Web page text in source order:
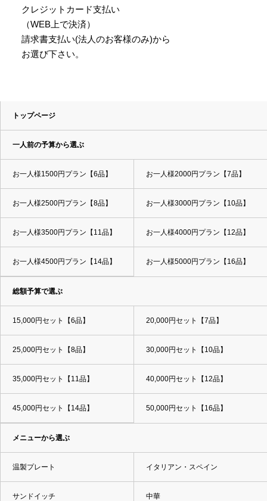
クレジットカード支払い
（WEB上で決済）
請求書支払い(法人のお客様のみ)から
お選び下さい。
トップページ
一人前の予算から選ぶ
お一人様1500円プラン【6品】 お一人様2000円プラン【7品】
お一人様2500円プラン【8品】 お一人様3000円プラン【10品】
お一人様3500円プラン【11品】 お一人様4000円プラン【12品】
お一人様4500円プラン【14品】 お一人様5000円プラン【16品】
総額予算で選ぶ
15,000円セット【6品】 20,000円セット【7品】
25,000円セット【8品】 30,000円セット【10品】
35,000円セット【11品】 40,000円セット【12品】
45,000円セット【14品】 50,000円セット【16品】
メニューから選ぶ
温製プレート イタリアン・スペイン
サンドイッチ 中華